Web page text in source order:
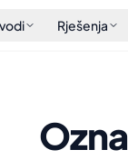
Rješenja